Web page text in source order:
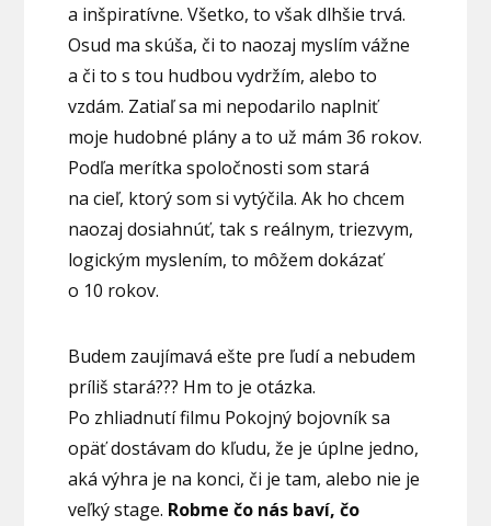
a inšpiratívne. Všetko, to však dlhšie trvá.
Osud ma skúša, či to naozaj myslím vážne
a či to s tou hudbou vydržím, alebo to
vzdám. Zatiaľ sa mi nepodarilo naplniť
moje hudobné plány a to už mám 36 rokov.
Podľa merítka spoločnosti som stará
na cieľ, ktorý som si vytýčila. Ak ho chcem
naozaj dosiahnúť, tak s reálnym, triezvym,
logickým myslením, to môžem dokázať
o 10 rokov.
Budem zaujímavá ešte pre ľudí a nebudem
príliš stará??? Hm to je otázka.
Po zhliadnutí filmu Pokojný bojovník sa
opäť dostávam do kľudu, že je úplne jedno,
aká výhra je na konci, či je tam, alebo nie je
veľký stage. Robme čo nás baví, čo